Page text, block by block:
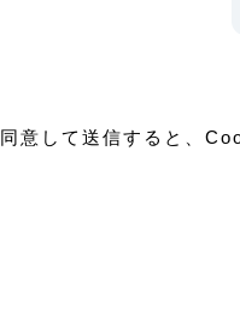
同意して送信すると、